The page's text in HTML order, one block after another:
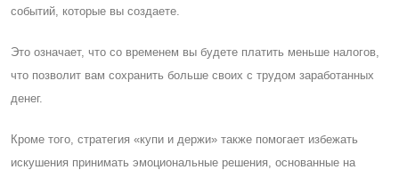
событий, которые вы создаете.
Это означает, что со временем вы будете платить меньше налогов,
что позволит вам сохранить больше своих с трудом заработанных
денег.
Кроме того, стратегия «купи и держи» также помогает избежать
искушения принимать эмоциональные решения, основанные на